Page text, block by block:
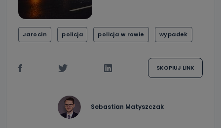
Jarocin policja policja w rowie wypadek
SKOPIUJ LINK
Sebastian Matyszczak